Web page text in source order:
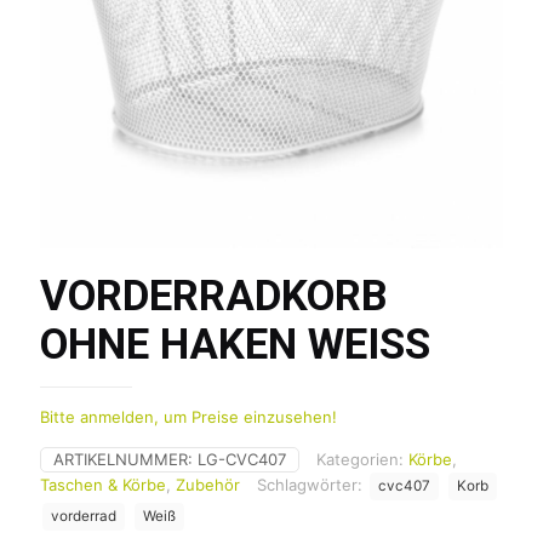
VORDERRADKORB
OHNE HAKEN WEISS
Bitte anmelden, um Preise einzusehen!
ARTIKELNUMMER: LG-CVC407 Kategorien: Körbe
Taschen & Körbe Zubehör Schlagwörter: cvc407
Korb
vorderrad
Weiß